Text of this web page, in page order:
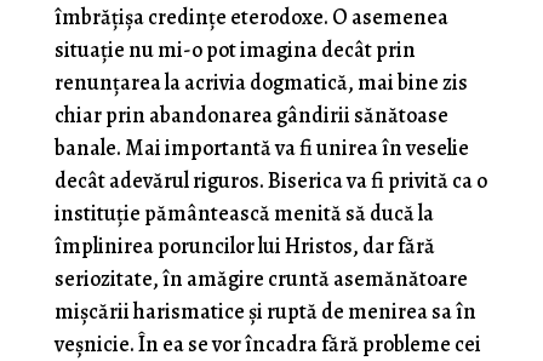
îmbrățișa credințe eterodoxe. O asemenea
situație nu mi-o pot imagina decât prin
renunțarea la acrivia dogmatică, mai bine zis
chiar prin abandonarea gândirii sănătoase
banale. Mai importantă va fi unirea în veselie
decât adevărul riguros. Biserica va fi privită ca o
instituție pământească menită să ducă la
împlinirea poruncilor lui Hristos, dar fără
seriozitate, în amăgire cruntă asemănătoare
mișcării harismatice și ruptă de menirea sa în
veșnicie. În ea se vor încadra fără probleme cei